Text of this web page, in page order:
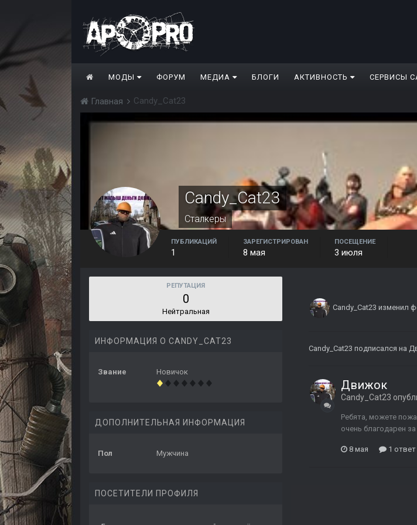
МОДЫ ФОРУМ МЕДИА БЛОГИ АКТИВНОСТЬ СЕРВИСЫ
Главная Candy_Cat23
Candy_Cat23
Сталкеры
ПУБЛИКАЦИЙ
1
ЗАРЕГИСТРИРОВАН
8 мая
ПОСЕЩЕНИЕ
3 июля
РЕПУТАЦИЯ
0
Нейтральная
ИНФОРМАЦИЯ О CANDY_CAT23
Звание Новичок
ДОПОЛНИТЕЛЬНАЯ ИНФОРМАЦИЯ
Пол Мужчина
ПОСЕТИТЕЛИ ПРОФИЛЯ
Candy_Cat23 изменил
Candy_Cat23 подписался на
Движок
Candy_Cat23
Ребята, можете
очень благодарен
8 мая 1 ответ